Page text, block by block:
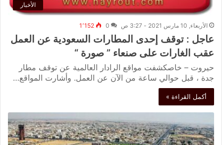
الأخبار
الأربعاء, 10 مارس 2021 - 3:27 ص 0 1٬152
عاجل : توقف إحدى المطارات السعودية عن العمل
عقب الغارات على صنعاء ” صورة “
حيروت – خاصكشفت مواقع الرادار العالمية عن توقف ⁧‫مطار
جدة‬⁩ ، قبل حوالي ساعة من الآن عن العمل. وأشارت المواقع…
أكمل القراءة »